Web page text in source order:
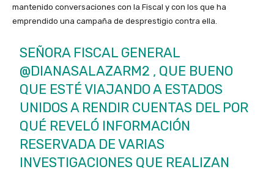
mantenido conversaciones con la Fiscal y con los que ha
emprendido una campaña de desprestigio contra ella.
SEÑORA FISCAL GENERAL
@DIANASALAZARM2 , QUE BUENO
QUE ESTÉ VIAJANDO A ESTADOS
UNIDOS A RENDIR CUENTAS DEL POR
QUÉ REVELÓ INFORMACIÓN
RESERVADA DE VARIAS
INVESTIGACIONES QUE REALIZAN